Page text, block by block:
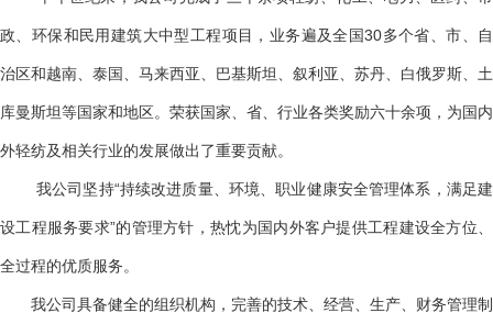
政、环保和民用建筑大中型工程项目，业务遍及全国30多个省、市、自
治区和越南、泰国、马来西亚、巴基斯坦、叙利亚、苏丹、白俄罗斯、土
库曼斯坦等国家和地区。荣获国家、省、行业各类奖励六十余项，为国内
外轻纺及相关行业的发展做出了重要贡献。
我公司坚持“持续改进质量、环境、职业健康安全管理体系，满足建
设工程服务要求”的管理方针，热忱为国内外客户提供工程建设全方位、
全过程的优质服务。
我公司具备健全的组织机构，完善的技术、经营、生产、财务管理制